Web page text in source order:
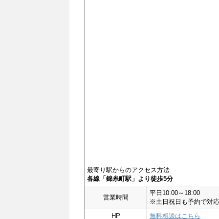
最寄り駅からのアクセス方法
各線「錦糸町駅」より徒歩5分
営業時間
平日10:00～18:00
※土日祝日も予約で対
HP
無料相談はこちら